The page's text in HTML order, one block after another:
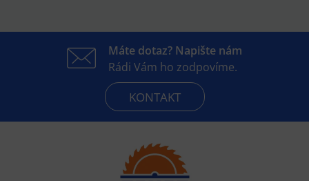
Máte dotaz? Napište nám
Rádi Vám ho zodpovíme.
KONTAKT